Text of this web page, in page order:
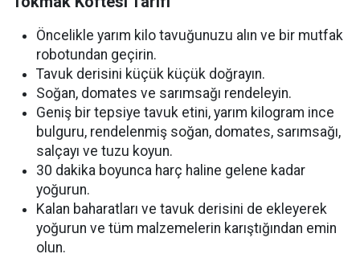
Öncelikle yarım kilo tavuğunuzu alın ve bir mutfak
robotundan geçirin.
Tavuk derisini küçük küçük doğrayın.
Soğan, domates ve sarımsağı rendeleyin.
Geniş bir tepsiye tavuk etini, yarım kilogram ince
bulguru, rendelenmiş soğan, domates, sarımsağı,
salçayı ve tuzu koyun.
30 dakika boyunca harç haline gelene kadar
yoğurun.
Kalan baharatları ve tavuk derisini de ekleyerek
yoğurun ve tüm malzemelerin karıştığından emin
olun.